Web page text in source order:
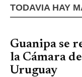
TODAVIA HAY
Guanipa se
la Cámara
Uruguay